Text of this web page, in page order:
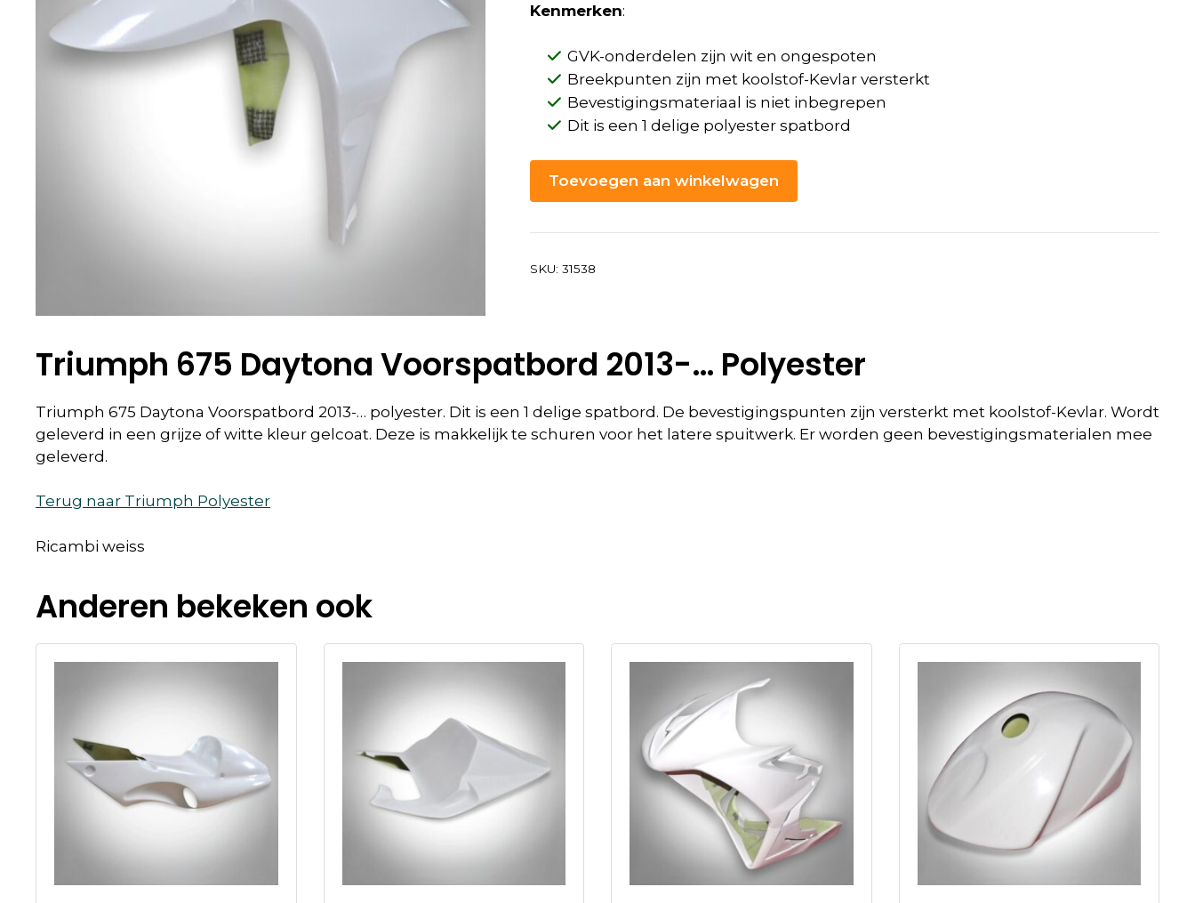
Kenmerken:
GVK-onderdelen zijn wit en ongespoten
Breekpunten zijn met koolstof-Kevlar versterkt
Bevestigingsmateriaal is niet inbegrepen
Dit is een 1 delige polyester spatbord
Toevoegen aan winkelwagen
SKU:31538
Triumph 675 Daytona Voorspatbord 2013-… Polyester
Triumph 675 Daytona Voorspatbord 2013-… polyester. Dit is een 1 delige spatbord. De bevestigingspunten zijn versterkt met koolstof-Kevlar. Wordt
geleverd in een grijze of witte kleur gelcoat. Deze is makkelijk te schuren voor het latere spuitwerk. Er worden geen bevestigingsmaterialen mee
geleverd.
Terug naar Triumph Polyester
Ricambi weiss
Anderen bekeken ook